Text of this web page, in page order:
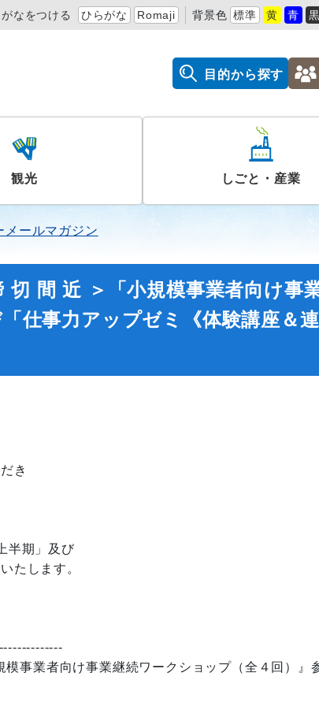
なをつける ひらがな Romaji 背景色 標準 黄 青
目的から探す
観光 しごと・産業
メールマガジン
切 間 近 ＞「小規模事業者向け事
仕事力アップゼミ《体験講座＆連
き
半期」及び
たします。
事業者向け事業継続ワークショップ（全４回）』